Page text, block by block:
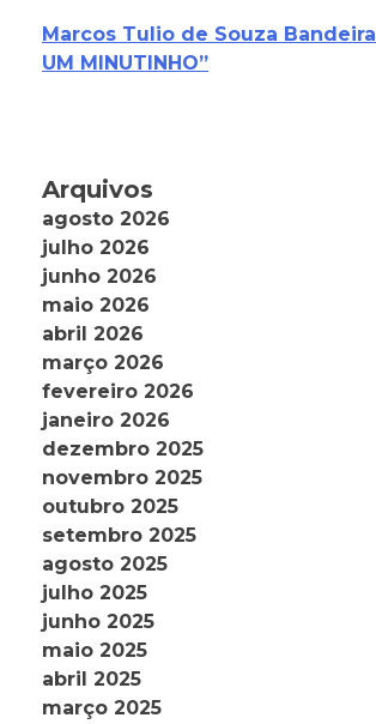
Marcos Tulio de Souza Bandeira
UM MINUTINHO”
Arquivos
agosto 2026
julho 2026
junho 2026
maio 2026
abril 2026
março 2026
fevereiro 2026
janeiro 2026
dezembro 2025
novembro 2025
outubro 2025
setembro 2025
agosto 2025
julho 2025
junho 2025
maio 2025
abril 2025
março 2025